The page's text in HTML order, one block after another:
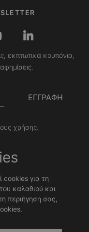
εκπτωτικά κουπόνια,
ΕΓΓΡΑΦΗ
χρήσης.
cookies για τη
καλαθιού και
περιήγηση σας,